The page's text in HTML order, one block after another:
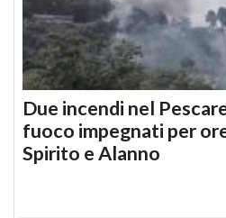
Due incendi nel
fuoco impegnati per
Spirito e Alanno